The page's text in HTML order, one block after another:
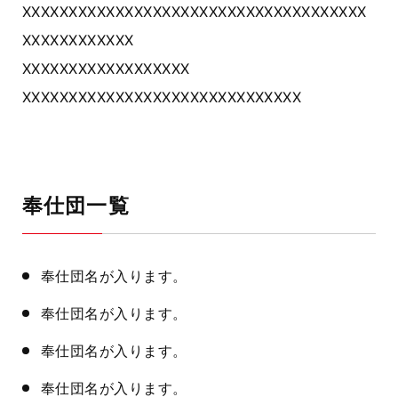
XXXXXXXXXXXXXXXXXXXXXXXXXXXXXXXXXXXXX
XXXXXXXXXXXX
XXXXXXXXXXXXXXXXXX
XXXXXXXXXXXXXXXXXXXXXXXXXXXXXX
奉仕団一覧
奉仕団名が入ります。
奉仕団名が入ります。
奉仕団名が入ります。
奉仕団名が入ります。